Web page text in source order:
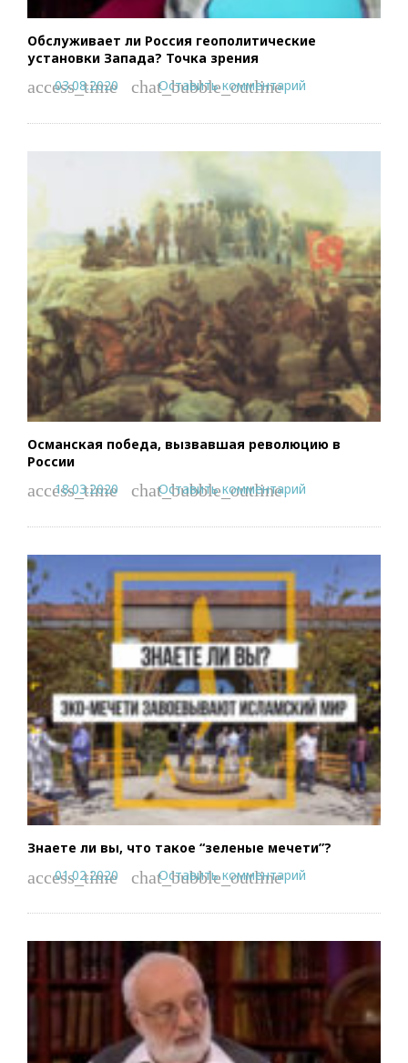
Обслуживает ли Россия геополитические
установки Запада? Точка зрения
access_time
03.08.2020 chat_bubble_outline
Оставить комментарий
Османская победа, вызвавшая революцию в
России
access_time
18.03.2020 chat_bubble_outline
Оставить комментарий
Знаете ли вы, что такое “зеленые мечети”?
access_time
01.02.2020 chat_bubble_outline
Оставить комментарий